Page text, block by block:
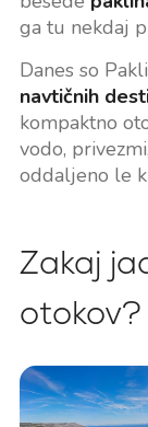
ga tu nekdaj
Danes so
navtičnih
kompaktno
vodo,
oddaljeno le
Zakaj
otokov?